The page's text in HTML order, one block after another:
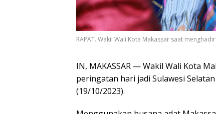
RAPAT. Wakil Wali Kota Makassar saat
IN, MAKASSAR — Wakil Wali Kota
peringatan hari jadi Sulawesi
(19/10/2023).